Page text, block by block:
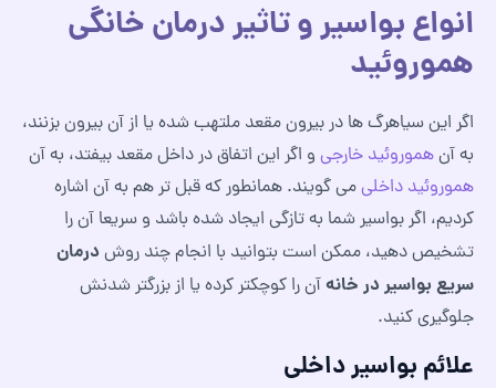
انواع بواسیر و تاثیر درمان خانگی
هموروئید
اگر این سیاهرگ ها در بیرون مقعد ملتهب شده یا از آن بیرون بزنند،
به آنهموروئید خارجی و اگر این اتفاق در داخل مقعد بیفتد، به آن
هموروئید داخلیمی گویند. همانطور که قبل تر هم به آن اشاره
کردیم، اگر بواسیر شما به تازگی ایجاد شده باشد و سریعا آن را
تشخیص دهید، ممکن است بتوانید با انجام چند روش درمان
سریع بواسیر در خانهآن را کوچکتر کرده یا از بزرگتر شدنش
جلوگیری کنید.
علائم بواسیر داخلی